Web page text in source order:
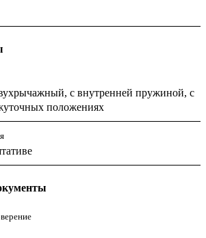
с внутренней пружиной, с
положениях